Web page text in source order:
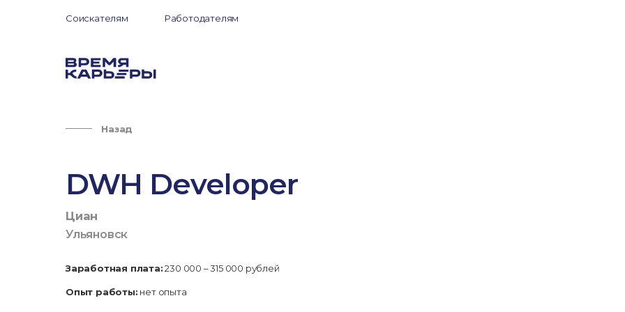
Соискателям Работодателям
Назад
DWH Developer
Циан
Ульяновск
Заработная плата:230 000 – 315 000 рублей
Опыт работы: нет опыта